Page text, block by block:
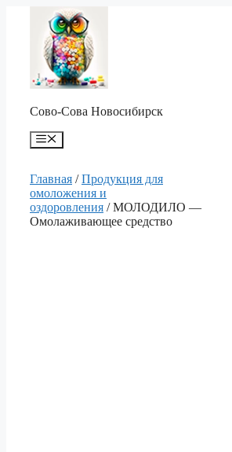
содержимому
Сово-Сова Новосибирск
Меню
Главная /Продукция для
омоложения и
оздоровления / МОЛОДИЛО —
Омолаживающее средство